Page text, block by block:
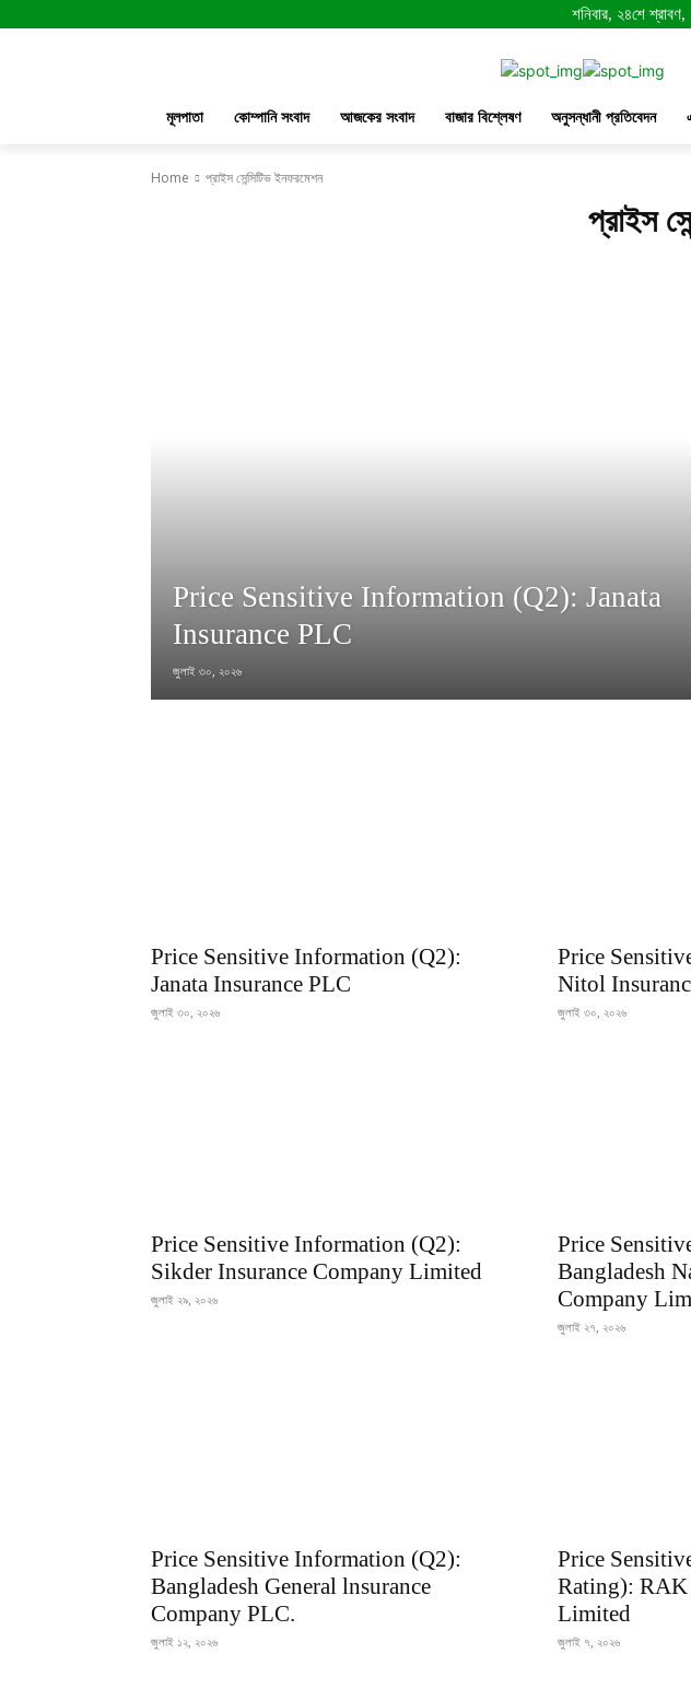
শনিবার, ২৪শে শ্রাবণ,
মূলপাতা কোম্পানি সংবাদ আজকের সংবাদ বাজার বিশ্লেষণ অনুসন্ধানী প্রতিবেদন
Home প্রাইস সেন্সিটিভ ইনফরমেশন
প্রাইস
Price Sensitive Information (Q2): Janata
Insurance PLC
জুলাই ৩০, ২০২৬
Price Sensitive Information (Q2):
Janata Insurance PLC
জুলাই ৩০, ২০২৬
Price
Nitol
জুলাই ৩০, ২০২৬
Price Sensitive Information (Q2):
Sikder Insurance Company Limited
জুলাই ২৯, ২০২৬
Price
Bangladesh
Company
জুলাই ২৭, ২০২৬
Price Sensitive Information (Q2):
Bangladesh General lnsurance
Company PLC.
জুলাই ১২, ২০২৬
Price
Rating): RAK
Limited
জুলাই ৭, ২০২৬